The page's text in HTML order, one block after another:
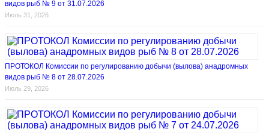
видов рыб № 9 от 31.07.2026
Июль 31, 2026
ПРОТОКОЛ Комиссии по регулированию добычи (вылова) анадромных
видов рыб № 8 от 28.07.2026
Июль 29, 2026